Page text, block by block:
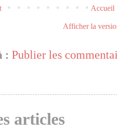
Accueil
Afficher la
: Publier les
articles